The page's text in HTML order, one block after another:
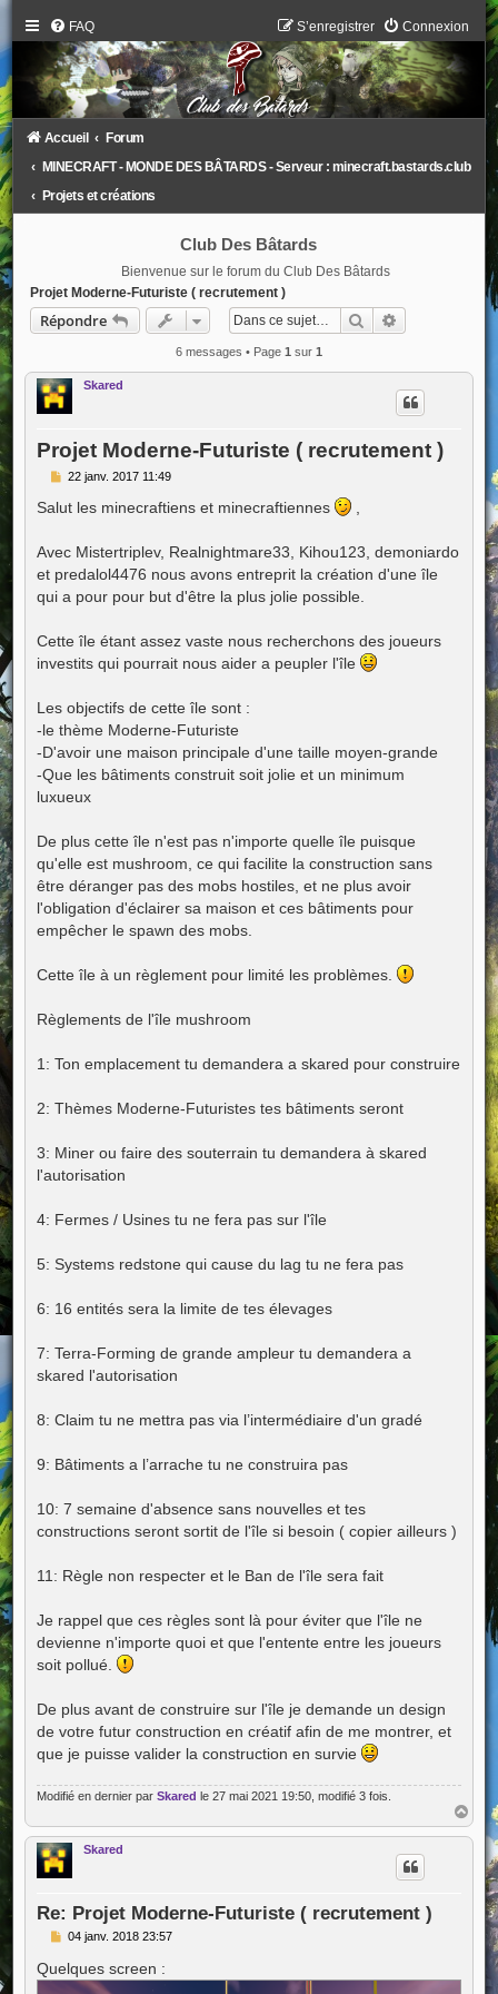
FAQ Connexion
S’enregistrer
Accueil
Forum
MINECRAFT - MONDE DES BÂTARDS - Serveur : minecraft.bastards.club
Projets et créations
Club Des Bâtards
Bienvenue sur le forum du Club Des Bâtards
Projet Moderne-Futuriste ( recrutement )
Répondre RechercherRecherche
6 messages • Page 1 sur 1
Skared
Projet Moderne-Futuriste ( recrutement )
M
s
g
e
22 janv. 2017 11:49
Salut les minecraftiens et minecraftiennes ,
Avec Mistertriplev, Realnightmare33, Kihou123, demoniardo
et predalol4476 nous avons entreprit la création d'une île
qui a pour pour but d'être la plus jolie possible.
Cette île étant assez vaste nous recherchons des joueurs
investits qui pourrait nous aider a peupler l'île
Les objectifs de cette île sont :
-le thème Moderne-Futuriste
-D'avoir une maison principale d'une taille moyen-grande
-Que les bâtiments construit soit jolie et un minimum
luxueux
De plus cette île n'est pas n'importe quelle île puisque
qu'elle est mushroom, ce qui facilite la construction sans
être déranger pas des mobs hostiles, et ne plus avoir
l'obligation d'éclairer sa maison et ces bâtiments pour
empêcher le spawn des mobs.
Cette île à un règlement pour limité les problèmes.
Règlements de l'île mushroom
1: Ton emplacement tu demandera a skared pour construire
2: Thèmes Moderne-Futuristes tes bâtiments seront
3: Miner ou faire des souterrain tu demandera à skared
l'autorisation
4: Fermes / Usines tu ne fera pas sur l'île
5: Systems redstone qui cause du lag tu ne fera pas
6: 16 entités sera la limite de tes élevages
7: Terra-Forming de grande ampleur tu demandera a
skared l'autorisation
8: Claim tu ne mettra pas via l’intermédiaire d'un gradé
9: Bâtiments a l’arrache tu ne construira pas
10: 7 semaine d'absence sans nouvelles et tes
constructions seront sortit de l'île si besoin ( copier ailleurs )
11: Règle non respecter et le Ban de l'île sera fait
Je rappel que ces règles sont là pour éviter que l'île ne
devienne n'importe quoi et que l'entente entre les joueurs
soit pollué.
De plus avant de construire sur l'île je demande un design
de votre futur construction en créatif afin de me montrer, et
que je puisse valider la construction en survie
Modifié en dernier par Skared le 27 mai 2021 19:50, modifié 3 fois.
a
u
Skared
Re: Projet Moderne-Futuriste ( recrutement )
M
s
s
04 janv. 2018 23:57
Quelques screen :